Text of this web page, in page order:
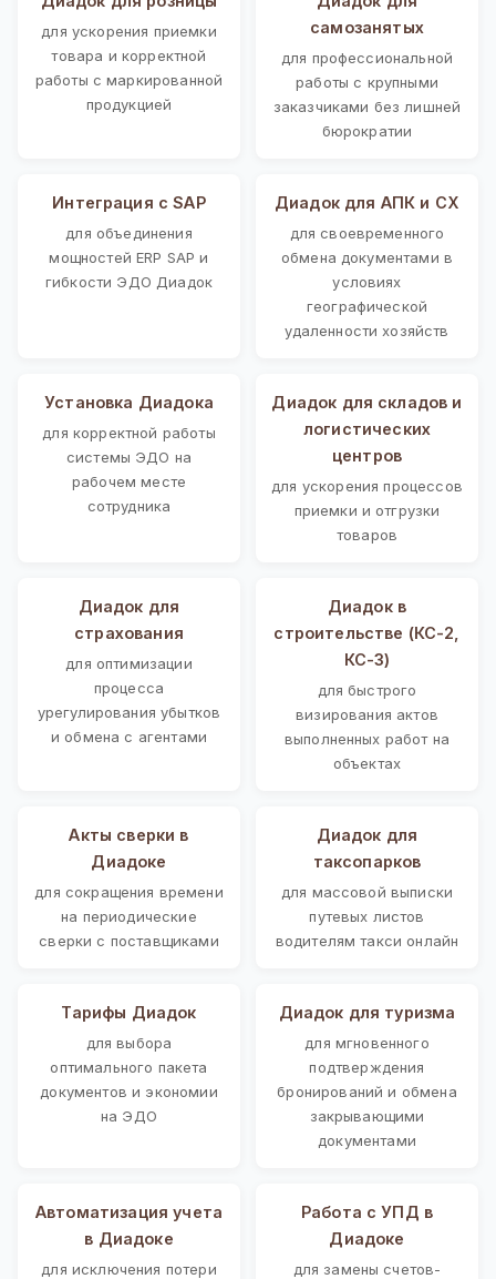
для ускорения приемки
товара и корректной
работы с маркированной
продукцией
самозанятых
для профессиональной
работы с крупными
заказчиками без лишней
бюрократии
Интеграция с SAP
для объединения
мощностей ERP SAP и
гибкости ЭДО Диадок
Диадок для АПК и СХ
для своевременного
обмена документами в
условиях
географической
удаленности хозяйств
Установка Диадока
для корректной работы
системы ЭДО на
рабочем месте
сотрудника
Диадок для складов и
логистических
центров
для ускорения процессов
приемки и отгрузки
товаров
Диадок для
страхования
для оптимизации
процесса
урегулирования убытков
и обмена с агентами
Диадок в
строительстве (КС-2,
КС-3)
для быстрого
визирования актов
выполненных работ на
объектах
Акты сверки в
Диадоке
для сокращения времени
на периодические
сверки с поставщиками
Диадок для
таксопарков
для массовой выписки
путевых листов
водителям такси онлайн
Тарифы Диадок
для выбора
оптимального пакета
документов и экономии
на ЭДО
Диадок для туризма
для мгновенного
подтверждения
бронирований и обмена
закрывающими
документами
Автоматизация учета
в Диадоке
для исключения потери
Работа с УПД в
Диадоке
для замены счетов-